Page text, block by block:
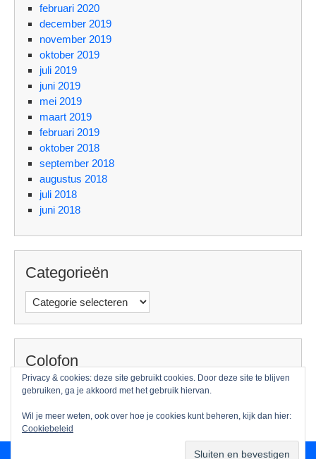
februari 2020
december 2019
november 2019
oktober 2019
juli 2019
juni 2019
mei 2019
maart 2019
februari 2019
oktober 2018
september 2018
augustus 2018
juli 2018
juni 2018
Categorieën
Categorieën
Colofon
Foto: Guido Benschop
Privacy & cookies: deze site gebruikt cookies. Door deze site te blijven
gebruiken, ga je akkoord met het gebruik hiervan.
Wil je meer weten, ook over hoe je cookies kunt beheren, kijk dan hier:
Cookiebeleid